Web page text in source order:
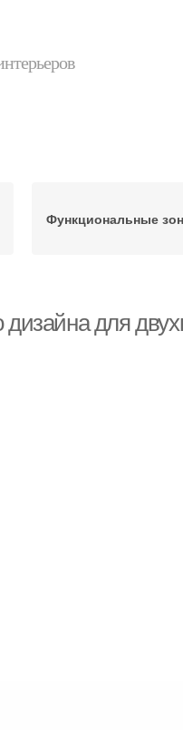
Функциональные
для